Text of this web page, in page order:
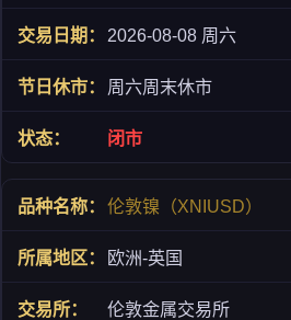
2026-08-08 周六
周六周末休市
闭市
伦敦镍（XNIUSD）
欧洲-英国
伦敦金属交易所